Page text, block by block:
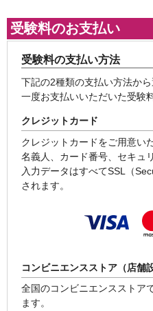
受験料のお支払い
受験料の支払い方法
下記の2種類の支払い方法から
一度お支払いいただいた受験
クレジットカード
クレジットカードをご用意い
名義人、カード番号、セキュ
入力データはすべてSSL（
されます。
コンビニエンスストア（店舗
全国のコンビニエンスストア
ます。